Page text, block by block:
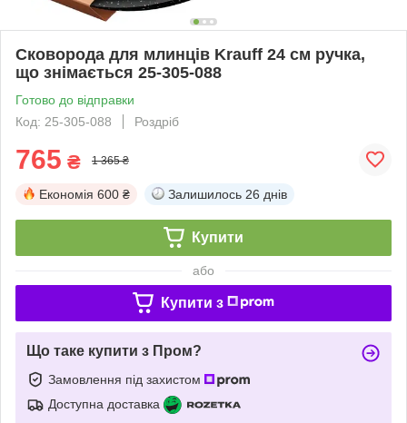
Сковорода для млинців Krauff 24 см ручка,
що знімається 25-305-088
Готово до відправки
Код: 25-305-088
Роздріб
765 ₴ 1 365 ₴
Економія 600 ₴ Залишилось 26 днів
Купити
або
Купити з
Що таке купити з Пром?
Замовлення під захистом
Доступна доставка